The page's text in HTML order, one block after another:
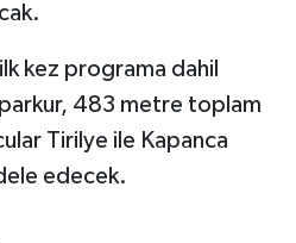
ilk kez programa dahil
483 metre toplam
Tirilye ile Kapanca
edecek.